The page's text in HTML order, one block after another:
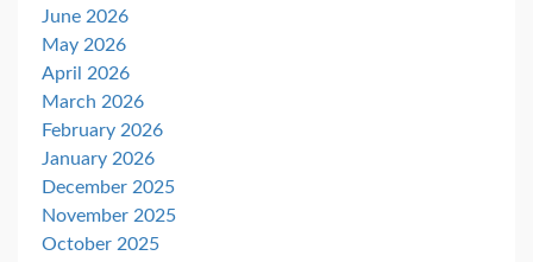
June 2026
May 2026
April 2026
March 2026
February 2026
January 2026
December 2025
November 2025
October 2025